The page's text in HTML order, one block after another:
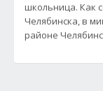
школьница. Как
Челябинска, в
районе